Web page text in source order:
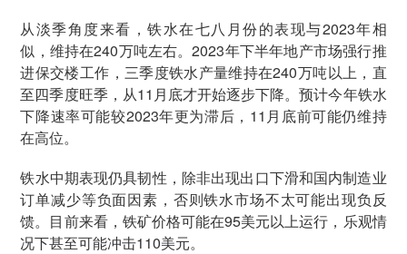
从淡季角度来看，铁水在七八月份的表现与2023年相
似，维持在240万吨左右。2023年下半年地产市场强行推
进保交楼工作，三季度铁水产量维持在240万吨以上，直
至四季度旺季，从11月底才开始逐步下降。预计今年铁水
下降速率可能较2023年更为滞后，11月底前可能仍维持
在高位。
铁水中期表现仍具韧性，除非出现出口下滑和国内制造业
订单减少等负面因素，否则铁水市场不太可能出现负反
馈。目前来看，铁矿价格可能在95美元以上运行，乐观情
况下甚至可能冲击110美元。